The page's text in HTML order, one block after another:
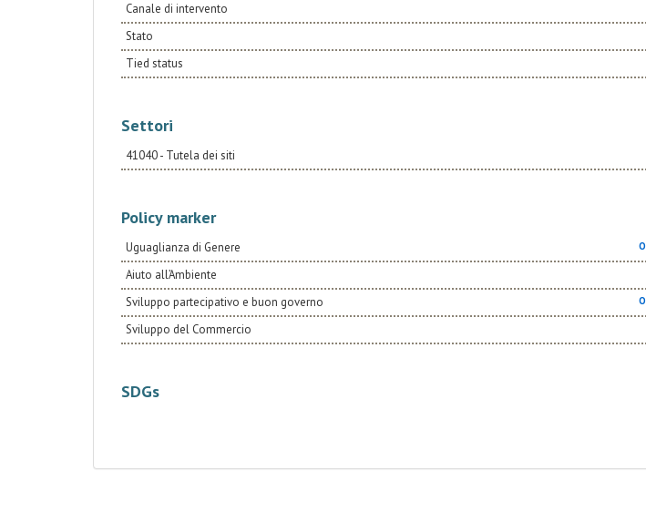
Canale di intervento
Stato
Tied status
Settori
41040 - Tutela dei siti
Policy marker
Uguaglianza di Genere
Aiuto all’Ambiente
Sviluppo partecipativo e buon governo
Sviluppo del Commercio
SDGs